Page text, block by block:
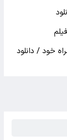
خود / دانلود